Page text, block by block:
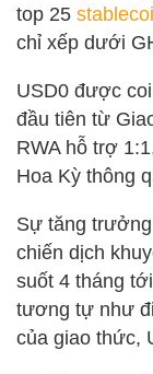
top 25
chỉ xếp dưới
USD0 được
đầu tiên từ
RWA hỗ trợ
Hoa Kỳ thông
Sự tăng
chiến dịch
suốt 4 tháng
tương tự như
của giao thức,